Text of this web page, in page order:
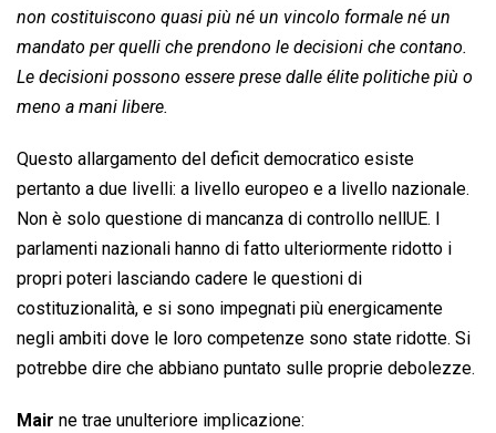
non costituiscono quasi più né un vincolo formale né un
mandato per quelli che prendono le decisioni che contano.
Le decisioni possono essere prese dalle élite politiche più o
meno a mani libere.
Questo allargamento del deficit democratico esiste
pertanto a due livelli: a livello europeo e a livello nazionale.
Non è solo questione di mancanza di controllo nellUE. I
parlamenti nazionali hanno di fatto ulteriormente ridotto i
propri poteri lasciando cadere le questioni di
costituzionalità, e si sono impegnati più energicamente
negli ambiti dove le loro competenze sono state ridotte. Si
potrebbe dire che abbiano puntato sulle proprie debolezze.
Mair ne trae unulteriore implicazione: